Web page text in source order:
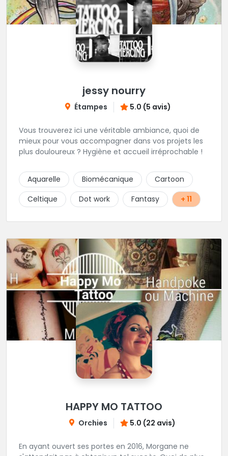
jessy nourry
Étampes 5.0 (5 avis)
Vous trouverez ici une véritable ambiance, quoi de
mieux pour vous accompagner dans vos projets les
plus douloureux ? Hygiène et accueil irréprochable !
Aquarelle Biomécanique
Cartoon
Celtique
Dot work Fantasy + 11
HAPPY MO TATTOO
Orchies 5.0 (22 avis)
En ayant ouvert ses portes en 2016, Morgane ne